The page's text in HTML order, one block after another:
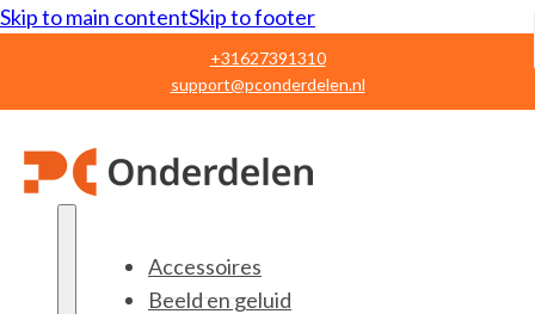
Skip to main contentSkip to footer
+31627391310
support@pconderdelen.nl
Accessoires
Beeld en geluid